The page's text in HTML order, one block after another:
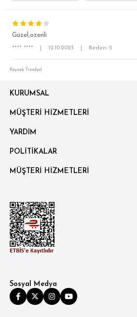
Güzel,ozenli
**** **** 12.10.2023 Beden: S
Kaynak: Trendyol
KURUMSAL
MÜŞTERİ HİZMETLERİ
YARDIM
POLİTİKALAR
MÜŞTERİ HİZMETLERİ
Sosyal Medya